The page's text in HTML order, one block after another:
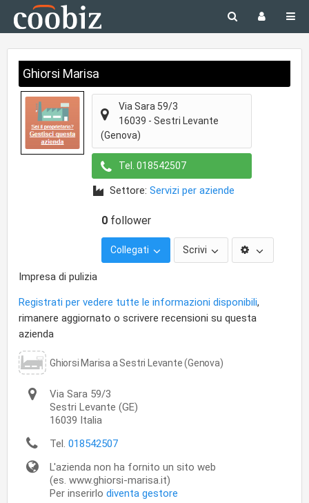
Ghiorsi Marisa
Via Sara 59/3
16039 - Sestri Levante
(Genova)
Tel. 018542507
Settore: Servizi per aziende
0 follower
Collegati Scrivi
Impresa di pulizia
Registrati per vedere tutte le informazioni disponibili,
rimanere aggiornato o scrivere recensioni su questa
azienda
Ghiorsi Marisa a Sestri Levante (Genova)
Via Sara 59/3
Sestri Levante (GE)
16039 Italia
Tel. 018542507
L'azienda non ha fornito un sito web
(es. www.ghiorsi-marisa.it)
Per inserirlo diventa gestore